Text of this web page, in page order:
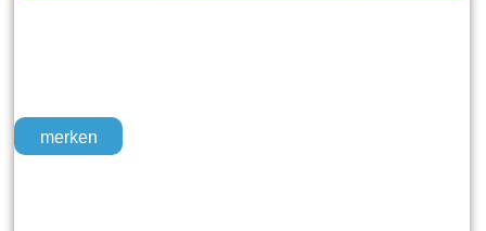
merken